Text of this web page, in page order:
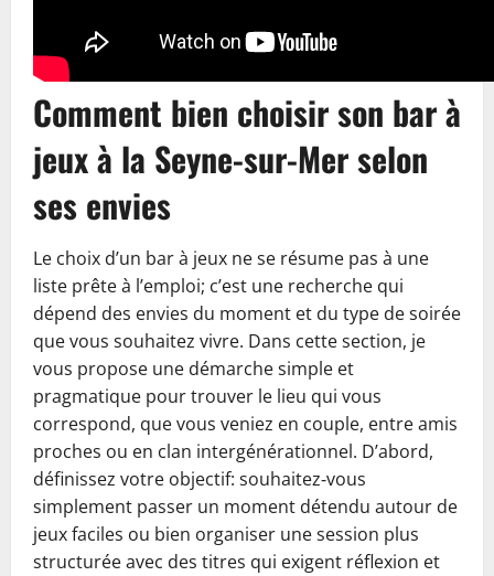
Comment bien choisir son bar à
jeux à la Seyne-sur-Mer selon
ses envies
Le choix d’un bar à jeux ne se résume pas à une
liste prête à l’emploi; c’est une recherche qui
dépend des envies du moment et du type de soirée
que vous souhaitez vivre. Dans cette section, je
vous propose une démarche simple et
pragmatique pour trouver le lieu qui vous
correspond, que vous veniez en couple, entre amis
proches ou en clan intergénérationnel. D’abord,
définissez votre objectif: souhaitez‑vous
simplement passer un moment détendu autour de
jeux faciles ou bien organiser une session plus
structurée avec des titres qui exigent réflexion et